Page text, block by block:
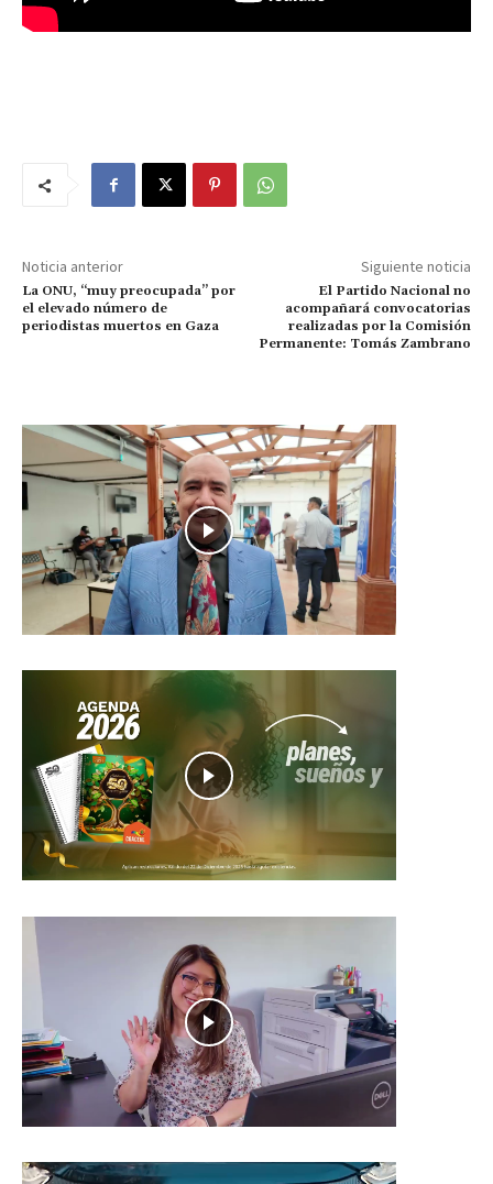
Noticia anterior
La ONU, “muy preocupada” por
el elevado número de
periodistas muertos en Gaza
Siguiente noticia
El Partido Nacional no
acompañará convocatorias
realizadas por la Comisión
Permanente: Tomás Zambrano